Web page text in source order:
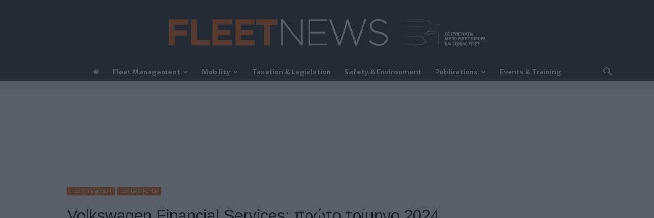
FleetNews
Fleet Management Mobility Taxation & Legislation Safety & Environment Publications Events & Training
Fleet Management Leasing & Rental